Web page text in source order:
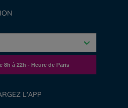
8h à 22h - Heure de Paris
L'APP